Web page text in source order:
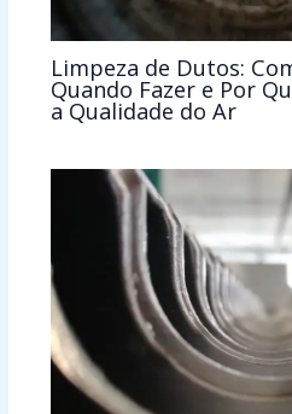
Limpeza de Dutos:
Quando Fazer e Por
a Qualidade do Ar